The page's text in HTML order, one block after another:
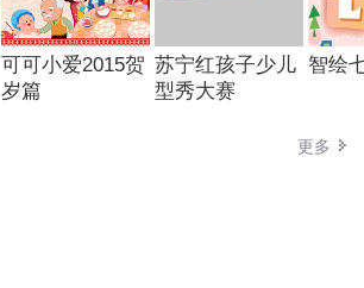
可可小爱2015贺
岁篇
苏宁红孩子少儿
型秀大赛
智绘
更多